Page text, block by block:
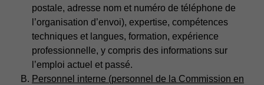
postale, adresse nom et numéro de téléphone de
l’organisation d’envoi), expertise, compétences
techniques et langues, formation, expérience
professionnelle, y compris des informations sur
l’emploi actuel et passé.
Personnel interne (personnel de la Commission en